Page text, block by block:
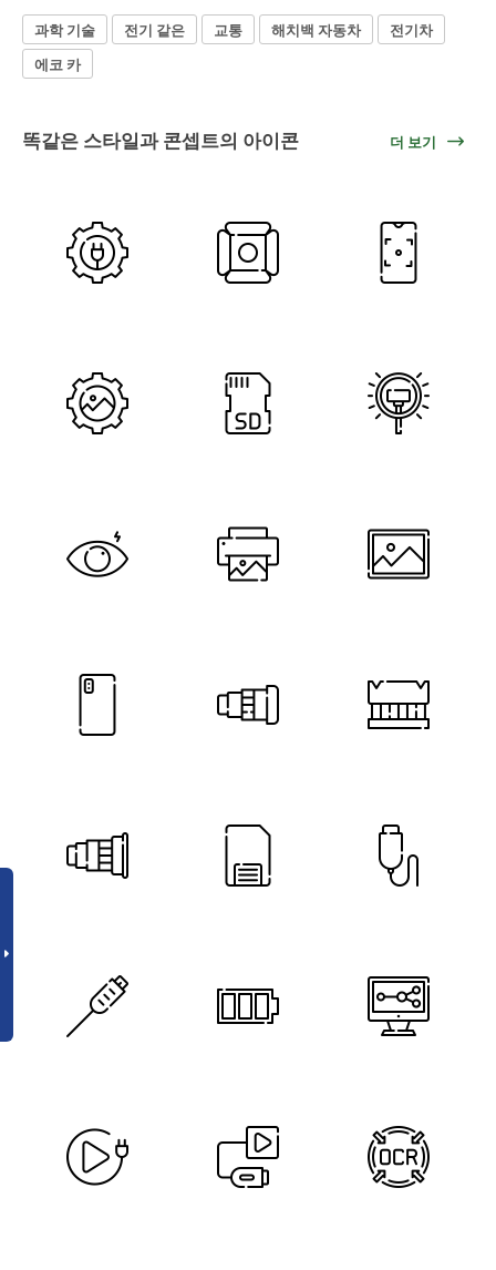
과학 기술 전기 같은 교통 해치백 자동차
전기차
에코 카
똑같은 스타일과 콘셉트의 아이콘 더 보기